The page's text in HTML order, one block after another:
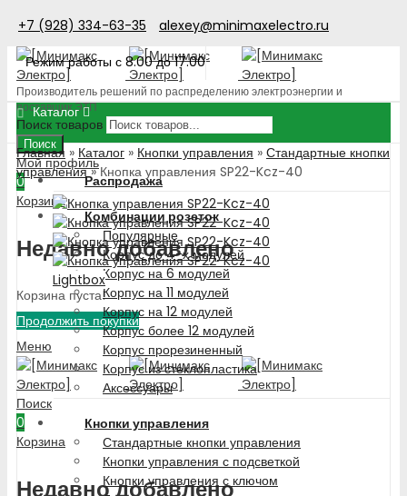
+7 (928) 334-63-35
alexey@minimaxelectro.ru
Режим работы с 8.00 до 17.00
Производитель решений по распределению электроэнергии и
поставщик ЭТП
Поиск товаров
Поиск
Мой профиль
0
Корзина
Недавно добавлено
Корзина пуста!
Продолжить покупки
Меню
Поиск
0
Корзина
Недавно добавлено
Каталог
Распродажа
Комбинации розеток
Популярные
Корпус до 4-х модулей
Корпус на 6 модулей
Корпус на 11 модулей
Корпус на 12 модулей
Корпус более 12 модулей
Корпус прорезиненный
Корпус из стеклопластика
Аксессуары
Кнопки управления
Стандартные кнопки управления
Кнопки управления с подсветкой
Кнопки управления с ключом
Главная » Каталог » Кнопки управления » Стандартные кнопки
управления»Кнопка управления SP22-Kcz-40
Lightbox